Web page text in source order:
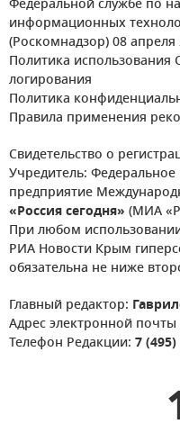
Федеральной службе по
информационных
(Роскомнадзор) 08 апреля
Политика использования
логирования
Политика
Правила применения
Свидетельство о
Учредитель: Федеральное
предприятие
«Россия сегодня» (МИА
При любом
РИА Новости Крым
обязательна не ниже
Главный редактор:
Адрес электронной
Телефон Редакции: 7 (495)